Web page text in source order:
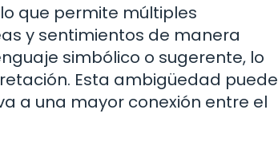
que permite múltiples
y sentimientos de manera
simbólico o sugerente, lo
Esta ambigüedad puede
a una mayor conexión entre el